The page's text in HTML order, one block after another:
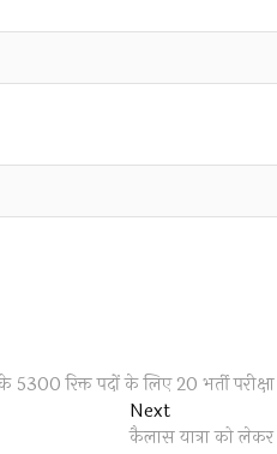
रिक्त पदों के लिए 20 भर्ती
NextNext
post:
कैलास यात्रा को